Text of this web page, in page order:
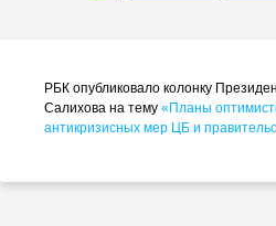
РБК опубликовало колонку
Салихова на тему «Планы
антикризисных мер ЦБ и